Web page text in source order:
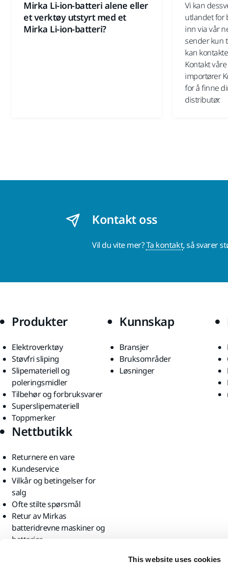
This website uses cookies
Mirka Li-ion-batteri alene eller
et verktøy utstyrt med et
Mirka Li-ion-batteri?
Vi kan
utlandet for
inn via vår
sender kun
kan
Kontakt
importører
for å finne
distributør.
Kontakt oss
Vil du vite mer?Ta kontakt, så svarer
Produkter
Elektroverktøy
Støvfri sliping
Slipemateriell og
poleringsmidler
Tilbehør og forbruksvarer
Superslipemateriell
Toppmerker
Kunnskap
Bransjer
Bruksområder
Løsninger
Nettbutikk
Returnere en vare
Kundeservice
Vilkår og betingelser for
salg
Ofte stilte spørsmål
Retur av Mirkas
batteridrevne maskiner og
batterier